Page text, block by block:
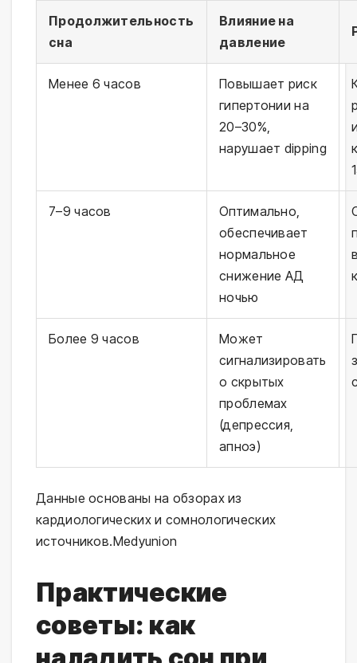
Продолжительность
сна
Влияние на
давление
Менее 6 часов
Повышает риск
гипертонии на
20–30%,
нарушает dipping
7–9 часов
Оптимально,
обеспечивает
нормальное
снижение АД
ночью
Более 9 часов
Может
сигнализировать
о скрытых
проблемах
(депрессия,
апноэ)
Данные основаны на обзорах из
кардиологических и сомнологических
источников.⁠Medyunion
Практические
советы: как